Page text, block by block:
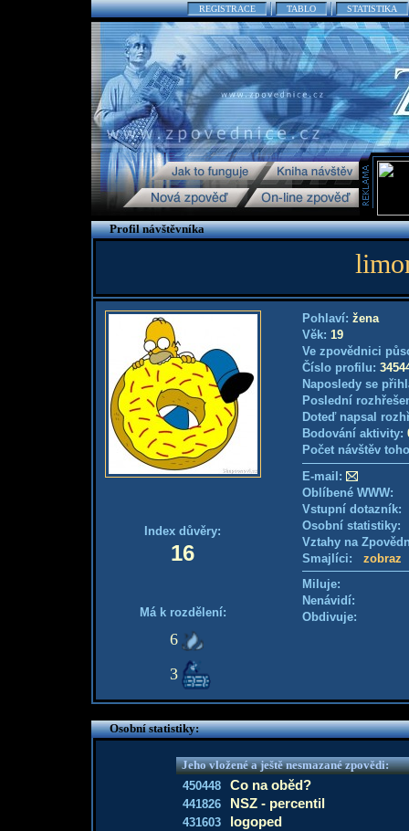
REGISTRACE TABLO STATISTIKA
Profil návštěvníka
Index důvěry:
16
Má k rozdělení:
6
3
Pohlaví: žena
Věk: 19
Ve zpovědnici
Číslo profilu:
Naposledy se
Poslední
Doteď napsal
Bodování aktivity:
Počet návštěv
E-mail:
Oblíbené WWW:
Vstupní
Osobní
Vztahy na
Smajlíci: zobraz
Miluje:
Nenávidí:
Obdivuje:
Osobní statistiky:
Jeho vložené a ještě nesmazané zpovědi:
450448
Co na oběd?
441826 NSZ - percentil
431603 logoped